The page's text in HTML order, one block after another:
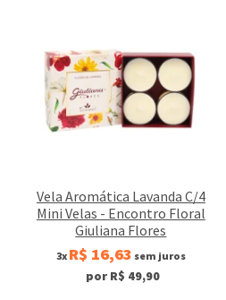
Vela Aromática Lavanda C/4
Mini Velas - Encontro Floral
Giuliana Flores
3x R$ 16,63 sem juros
por R$ 49,90